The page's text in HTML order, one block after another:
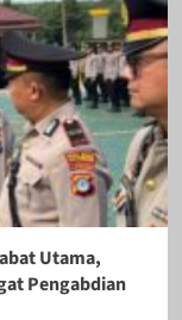
Utama,
Pengabdian